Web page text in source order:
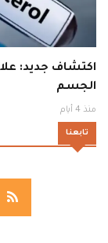
اكتشاف جديد:
الجسم
منذ 4 أيام
تابعنا